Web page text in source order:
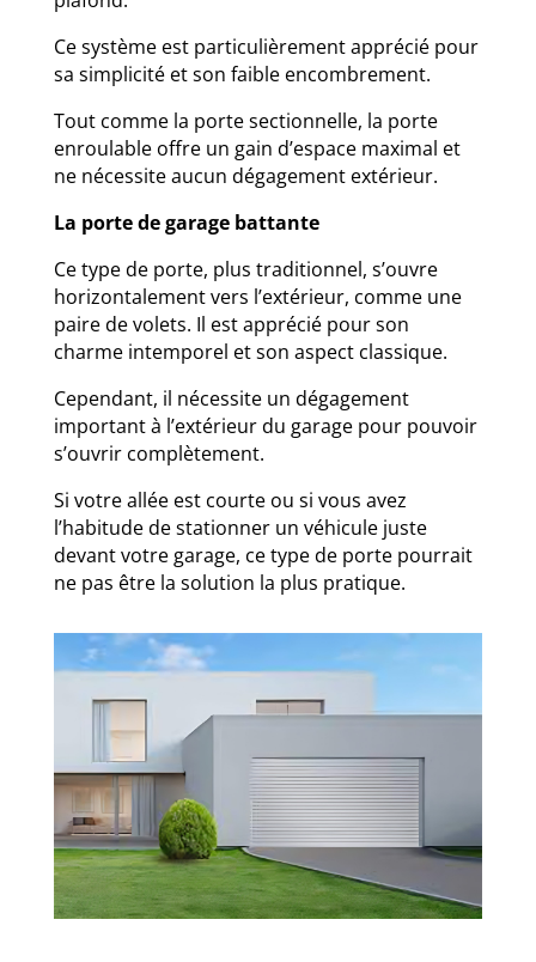
Ce système est particulièrement apprécié pour
sa simplicité et son faible encombrement.
Tout comme la porte sectionnelle, la porte
enroulable offre un gain d’espace maximal et
ne nécessite aucun dégagement extérieur.
La porte de garage battante
Ce type de porte, plus traditionnel, s’ouvre
horizontalement vers l’extérieur, comme une
paire de volets. Il est apprécié pour son
charme intemporel et son aspect classique.
Cependant, il nécessite un dégagement
important à l’extérieur du garage pour pouvoir
s’ouvrir complètement.
Si votre allée est courte ou si vous avez
l’habitude de stationner un véhicule juste
devant votre garage, ce type de porte pourrait
ne pas être la solution la plus pratique.